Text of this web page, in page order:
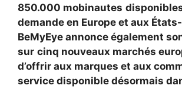
850.000 mobinautes
demande en Europe et aux
BeMyEye annonce également
sur cinq nouveaux marchés
d’offrir aux marques et aux
service disponible désormais